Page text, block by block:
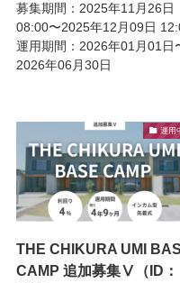
募集期間：2025年11月26日
08:00〜2025年12月09日
運用期間：2026年01月01日
2026年06月30日
運用
THE CHIKURA UMI
CAMP 追加募集Ⅴ（ID：